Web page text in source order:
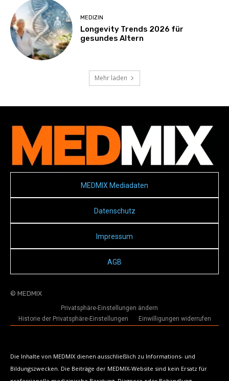
MEDIZIN
Longevity Trends 2026 für
gesundes Altern
Mehr laden
MEDMIX Mediadaten
Datenschutz
Impressum
AGB
© MEDMIX
Privatsphäre-Einstellungen ändern
Historie der Privatsphäre-Einstellungen
Einwilligungen widerrufen
Die Inhalte von MEDMIX dienen ausschließlich zu Informations- und
Bildungszwecken. Die Beiträge der MEDMIX-Website sind kein Ersatz für